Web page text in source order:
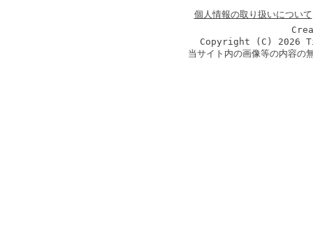
個人情報の取り扱いについて
Copyright (C) 2026
当サイト内の画像等の内容の